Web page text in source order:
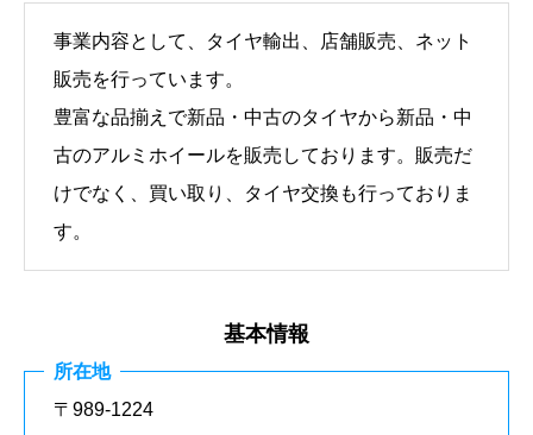
事業内容として、タイヤ輸出、店舗販売、ネット
販売を行っています。
豊富な品揃えで新品・中古のタイヤから新品・中
古のアルミホイールを販売しております。販売だ
けでなく、買い取り、タイヤ交換も行っておりま
す。
基本情報
所在地
〒989-1224